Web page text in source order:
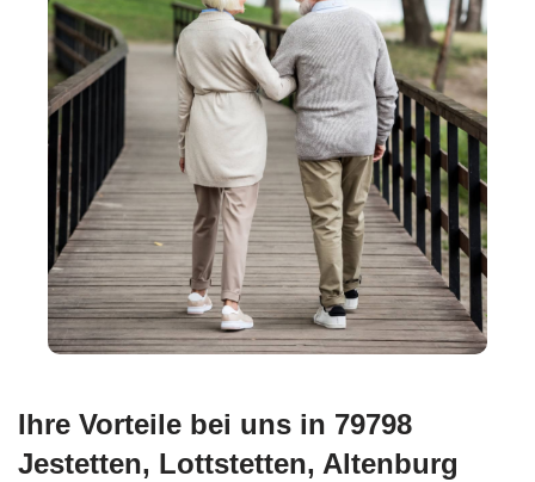
Ihre Vorteile bei uns in 79798
Jestetten, Lottstetten, Altenburg